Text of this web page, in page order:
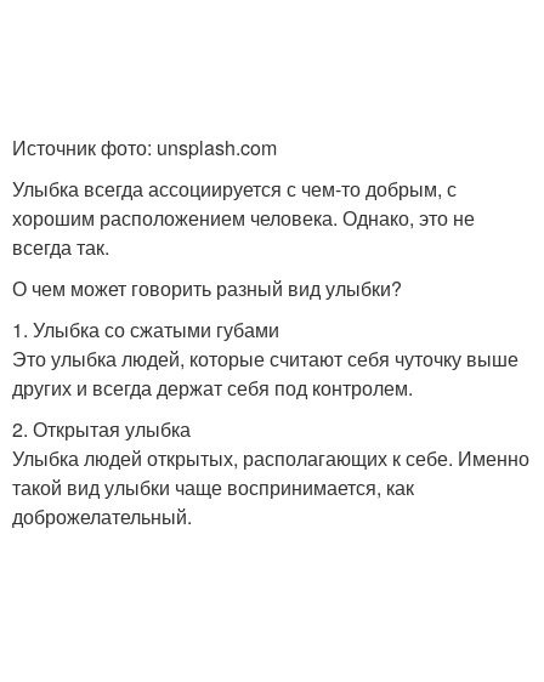
Источник фото: unsplash.com
Улыбка всегда ассоциируется с чем-то добрым, с
хорошим расположением человека. Однако, это не
всегда так.
О чем может говорить разный вид улыбки?
1. Улыбка со сжатыми губами
Это улыбка людей, которые считают себя чуточку выше
других и всегда держат себя под контролем.
2. Открытая улыбка
Улыбка людей открытых, располагающих к себе. Именно
такой вид улыбки чаще воспринимается, как
доброжелательный.